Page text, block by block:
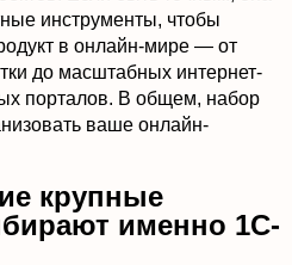
инструменты, чтобы
в онлайн-мире — от
до масштабных интернет-
порталов. В общем, набор
ваше онлайн-
крупные
именно 1С-